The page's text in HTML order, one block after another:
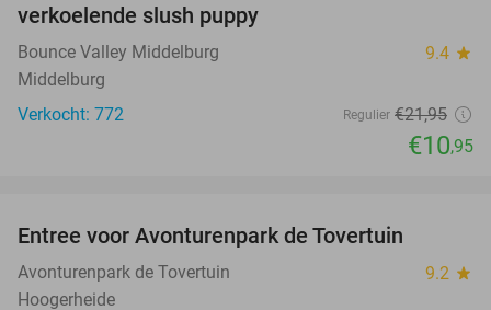
verkoelende slush puppy
Bounce Valley Middelburg 9.4 star
Middelburg
Verkocht: 772
Regulier €21,95
€10,95
Entree voor Avonturenpark de Tovertuin
Avonturenpark de Tovertuin 9.2 star
Hoogerheide